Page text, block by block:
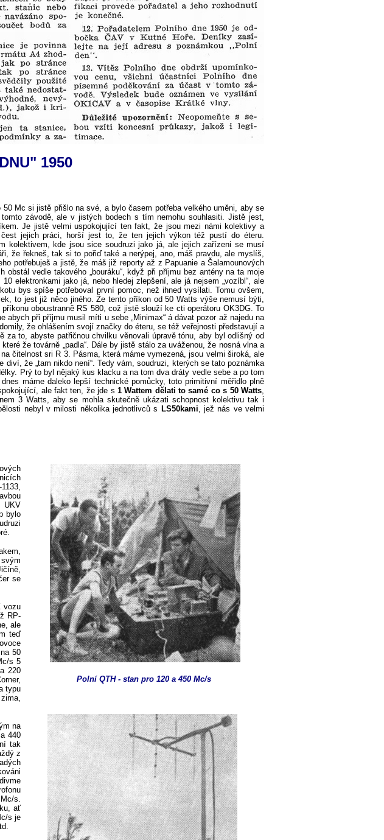
1950
Mc si jistě přišlo na své, a bylo časem potřeba velkého uměni, aby se
závodě, ale v jistých bodech s tím nemohu souhlasiti. Jistě jest,
Je jistě velmi uspokojující ten fakt, že jsou mezi námi kolektivy a
čest jejich práci, horší jest to, že ten jejich výkon též pustí do éteru.
kolektivem, kde jsou sice soudruzi jako já, ale jejich zařízeni se musí
že řekneš, tak si to pořiď také a nerýpej, ano, máš pravdu, ale myslíš,
potřebuješ a jistě, že máš již reporty až z Papuanie a Šalamounových
vedle takového „bouráku“, když při příjmu bez antény na ta moje
elektronkami jako já, nebo hledej zlepšení, ale já nejsem „vozíbl“, ale
bys spíše potřeboval první pomoc, než ihned vysílati. Tomu ovšem,
to jest již něco jiného. Že tento příkon od 50 Watts výše nemusí býti,
oboustranně RS 580, což jistě slouží ke cti operátoru OK3DG. To
při příjmu musil míti u sebe „Minimax“ á dávat pozor až najedu na
že ohlášením svojí značky do éteru, se též veřejnosti představují a
to, abyste patřičnou chvilku věnovali úpravě tónu, aby byl odlišný od
že továrně „padla“. Dále by jistě stálo za uváženou, že nosná vlna a
čitelnost sri R 3. Pásma, která máme vymezená, jsou velmi široká, ale
diví, že „tam nikdo není“. Tedy vám, soudruzi, kterých se tato poznámka
Prý to byl nějaký kus klacku a na tom dva dráty vedle sebe a po tom
máme daleko lepší technické pomůcky, toto primitivní měřidlo plně
ale fakt ten, že jde s 1 Wattem dělati to samé co s 50 Watts,
3 Watts, aby se mohla skutečně ukázati schopnost kolektivu tak i
nebyl v milosti několika jednotlivců s LS50kami, jež nás ve velmi
Polní QTH - stan pro 120 a 450 Mc/s
UKV
bylo
se
vozu
RP-
ale
teď
50
s 5
220
typu
na
440
tak
z
s.
ať
s je